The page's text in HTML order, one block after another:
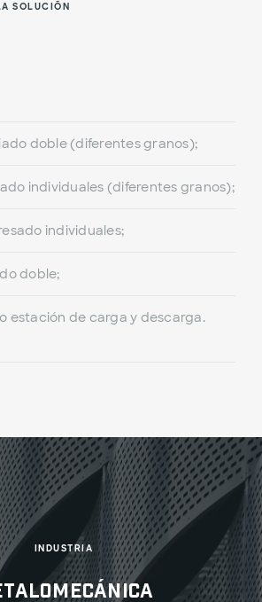
SOLUCIÓN
doble (diferentes granos);
individuales (diferentes granos);
individuales;
doble;
estación de carga y descarga.
INDUSTRIA